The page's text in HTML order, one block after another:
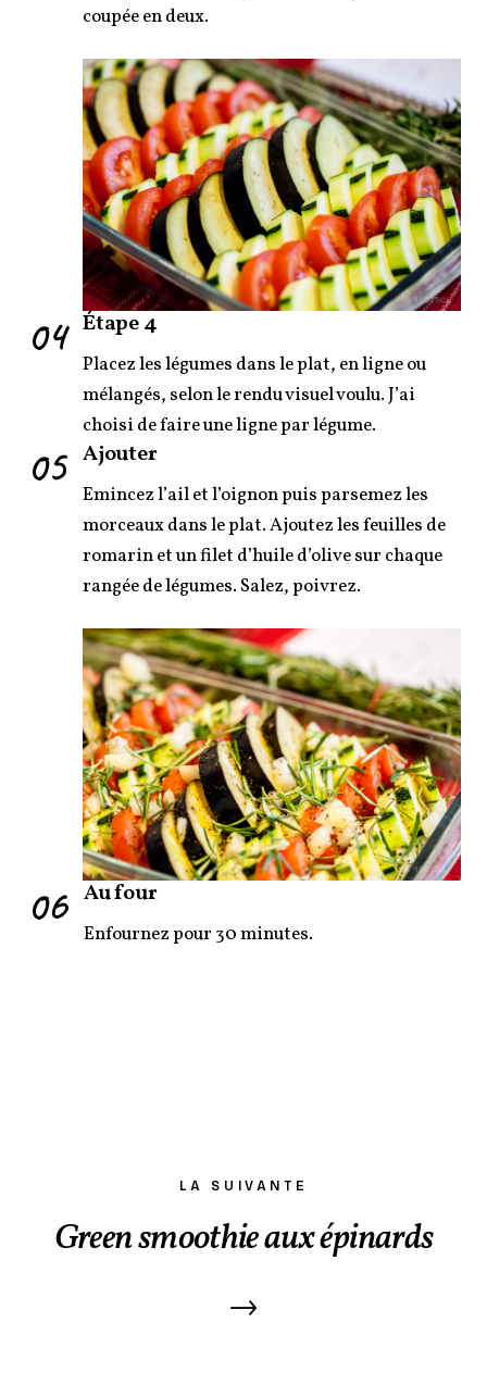
coupée en deux.
04 Étape 4
Placez les légumes dans le plat, en ligne ou
mélangés, selon le rendu visuel voulu. J’ai
choisi de faire une ligne par légume.
05 Ajouter
Emincez l’ail et l’oignon puis parsemez les
morceaux dans le plat. Ajoutez les feuilles de
romarin et un filet d’huile d’olive sur chaque
rangée de légumes. Salez, poivrez.
06 Au four
Enfournez pour 30 minutes.
LA SUIVANTE
Green smoothie aux épinards
→